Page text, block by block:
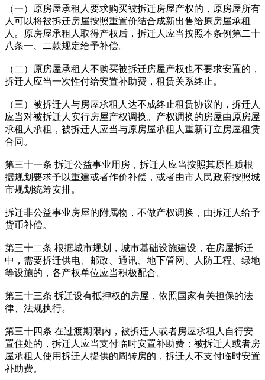
（一）原房屋承租人要求购买被拆迁房屋产权的，原房屋所有
人可以将被拆迁房屋按照重置价结合成新出售给原房屋承租
人。原房屋承租人取得产权后，拆迁人应当按照本条例第二十
八条一、二款规定给予补偿。
（二）原房屋承租人不购买被拆迁房屋产权也不要求安置的，
拆迁人应当一次性付给安置补助费，租赁关系终止。
（三）被拆迁人与房屋承租人达不成终止租赁协议的，拆迁人
应当对被拆迁人实行房屋产权调换。产权调换的房屋由原房屋
承租人承租，被拆迁人应当与原房屋承租人重新订立房屋租赁
合同。
第三十一条 拆迁公益事业用房，拆迁人应当按照其原性质根
据规划要求予以重建或者作价补偿，或者由市人民政府按照城
市规划统筹安排。
拆迁非公益事业房屋的附属物，不做产权调换，由拆迁人给予
货币补偿。
第三十二条 根据城市规划，城市基础设施建设，在房屋拆迁
中，需要拆迁供电、邮政、通讯、地下管网、人防工程、绿地
等设施的，各产权单位应当积极配合。
第三十三条 拆迁设有抵押权的房屋，依照国家有关担保的法
律、法规执行。
第三十四条 在过渡期限内，被拆迁人或者房屋承租人自行安
置住处的，拆迁人应当支付临时安置补助费；被拆迁人或者房
屋承租人使用拆迁人提供的周转房的，拆迁人不支付临时安置
补助费。